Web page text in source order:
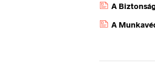
A
A